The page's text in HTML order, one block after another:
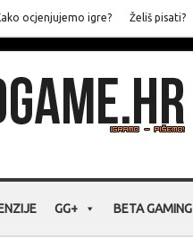
ocjenjujemo igre? Želiš pisati?
GG+ BETA GAMING